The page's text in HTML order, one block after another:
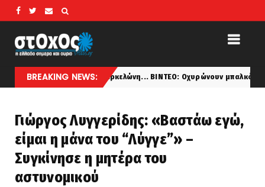
BREAKING NEWS:
τρόμαξε τη Βαρκελώνη... ΒΙΝΤΕΟ: Οχυρώνουν μπαλκόνια και
Γιώργος Λυγγερίδης: «Βαστάω εγώ,
είμαι η μάνα του “Λύγγε”» –
Συγκίνησε η μητέρα του
αστυνομικού